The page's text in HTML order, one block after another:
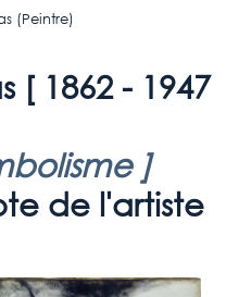
(Peintre)
[ 1862 - 1947
]
de l'artiste